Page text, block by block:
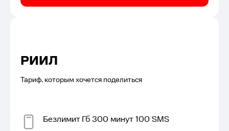
РИИЛ
Тариф, которым хочется поделиться
БезлимитГб300 минут100 SMS